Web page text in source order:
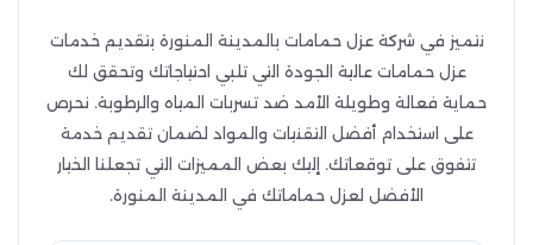
نتميز في شركة عزل حمامات بالمدينة المنورة بتقديم خدمات
عزل حمامات عالية الجودة التي تلبي احتياجاتك وتحقق لك
حماية فعالة وطويلة الأمد ضد تسربات المياه والرطوبة. نحرص
على استخدام أفضل التقنيات والمواد لضمان تقديم خدمة
تتفوق على توقعاتك. إليك بعض المميزات التي تجعلنا الخيار
الأفضل لعزل حماماتك في المدينة المنورة.